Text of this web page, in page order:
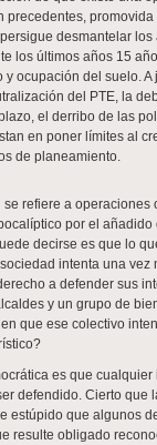
precedentes,
desmantelar los
los últimos años 15
ocupación del suelo. A
del PTE, la
el derribo de las
en poner límites al
de planeamiento.
refiere a operaciones
por el añadido
decirse es que lo
intenta una vez
a defender sus
y un grupo de
que ese colectivo
es que
defendido. Cierto que
estúpido que algunos
resulte obligado